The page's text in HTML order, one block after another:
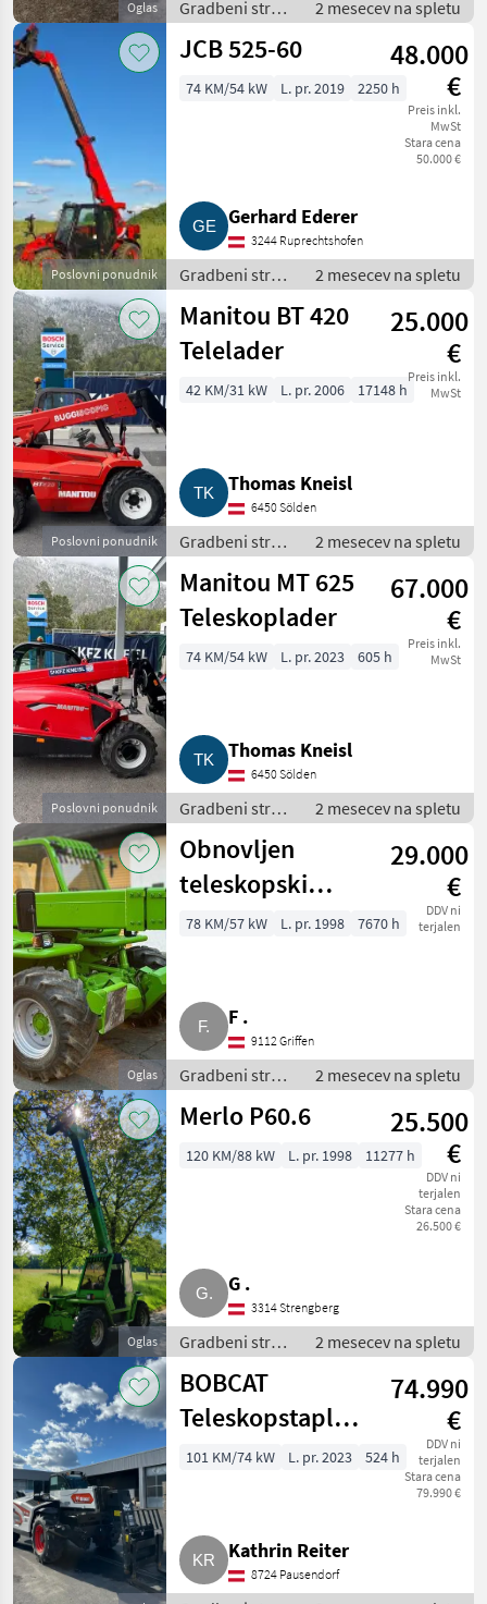
Oglas
Gradbeni stroji
/ Teleskopski
nakladalniki
2 mesecev na spletu
Poslovni ponudnik
JCB 525-60
48.000
€
Preis inkl.
MwSt
Stara cena
50.000 €
74 KM/54 kW L. pr. 2019 2250 h
Gerhard Ederer
3244 Ruprechtshofen
Gradbeni stroji
/ Teleskopski
nakladalniki
2 mesecev na spletu
Poslovni ponudnik
Manitou BT 420
Telelader
25.000
€
Preis inkl.
MwSt
42 KM/31 kW L. pr. 2006 17148 h
Thomas Kneisl
6450 Sölden
Gradbeni stroji
/ Teleskopski
nakladalniki
2 mesecev na spletu
Poslovni ponudnik
Manitou MT 625
Teleskoplader
67.000
€
Preis inkl.
MwSt
74 KM/54 kW L. pr. 2023 605 h
Thomas Kneisl
6450 Sölden
Gradbeni stroji
/ Teleskopski
nakladalniki
2 mesecev na spletu
Oglas
Obnovljen
teleskopski
nakladalnik
29.000
€
DDV ni
terjalen
78 KM/57 kW L. pr. 1998 7670 h
F .
9112 Griffen
Gradbeni stroji
/ Teleskopski
nakladalniki
2 mesecev na spletu
Oglas
Merlo P60.6
25.500
€
DDV ni
terjalen
Stara cena
26.500 €
120 KM/88 kW L. pr. 1998 11277 h
G .
3314 Strengberg
Gradbeni stroji
/ Teleskopski
nakladalniki
2 mesecev na spletu
BOBCAT
Teleskopstapler
BOBCAT T40.180
74.990
€
DDV ni
terjalen
Stara cena
79.990 €
101 KM/74 kW L. pr. 2023 524 h
Kathrin Reiter
8724 Pausendorf